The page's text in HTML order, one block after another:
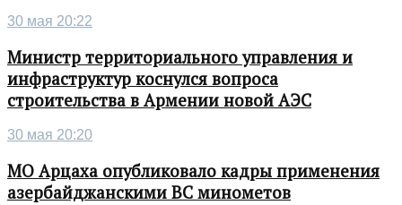
30 мая 20:22
Министр территориального управления и
инфраструктур коснулся вопроса
строительства в Армении новой АЭС
30 мая 20:20
МО Арцаха опубликовало кадры применения
азербайджанскими ВС минометов